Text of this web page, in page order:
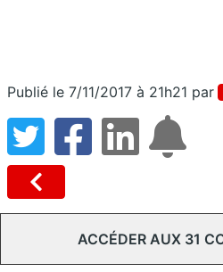
Publié le 7/11/2017 à 21h21 par
ACCÉDER AUX 31